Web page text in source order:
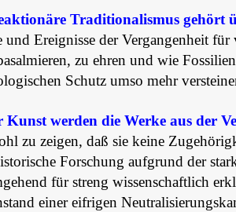
Traditionalismus gehört
und Ereignisse der Vergangenheit
zu ehren und wie
Schutz umso mehr
Kunst werden die Werke aus der
zu zeigen, daß sie keine
Forschung aufgrund der
für streng wissenschaftlich
einer eifrigen